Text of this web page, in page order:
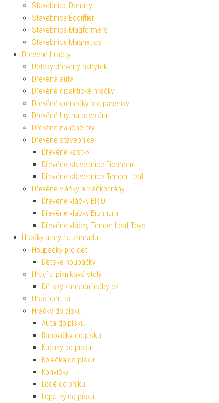
Stavebnice Dohány
Stavebnice Écoiffier
Stavebnice Magformers
Stavebnice Magnetics
Dřevěné hračky
Dětský dřevěný nábytek
Dřevěná auta
Dřevěné didaktické hračky
Dřevěné domečky pro panenky
Dřevěné hry na povolání
Dřevěné naučné hry
Dřevěné stavebnice
Dřevěné kostky
Dřevěné stavebnice Eichhorn
Dřevěné stavebnice Tender Leaf
Dřevěné vláčky a vláčkodráhy
Dřevěné vláčky BRIO
Dřevěné vláčky Eichhorn
Dřevěné vláčky Tender Leaf Toys
Hračky a hry na zahradu
Houpačky pro děti
Dětské houpačky
Hrací a piknikové stoly
Dětský záhradní nábytek
Hrací centra
Hračky do písku
Auta do písku
Bábovičky do písku
Kbelíky do písku
Kolečka do písku
Konvičky
Lodě do písku
Lopatky do písku